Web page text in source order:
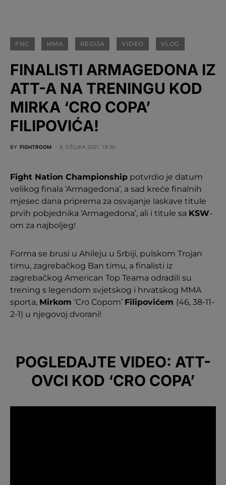
FNC MMA REGIJA VIDEO VLOG
FINALISTI ARMAGEDONA IZ
ATT-A NA TRENINGU KOD
MIRKA ‘CRO COPA’
FILIPOVIĆA!
BY FIGHTROOM 8. OŽUJKA 2021. 19:30
Fight Nation Championship potvrdio je datum
velikog finala ‘Armagedona’, a sad kreće finalnih
mjesec dana priprema za osvajanje laskave titule
prvih pobjednika ‘Armagedona’, ali i titule sa KSW-
om za najboljeg!
Forma se brusi u Ahileju u Srbiji, pulskom Trojan
timu, zagrebačkog Ban timu, a finalisti iz
zagrebačkog American Top Teama odradili su
trening s legendom svjetskog i hrvatskog MMA
sporta, Mirkom ‘Cro Copom’ Filipovićem (46, 38-11-
2-1) u njegovoj dvorani!
POGLEDAJTE VIDEO: ATT-
OVCI KOD ‘CRO COPA’